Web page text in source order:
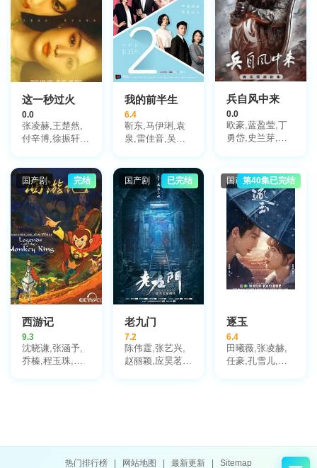
这一秒过火
0.0
张凌赫,王楚然,
付辛博,徐振轩,
莫愁,毛孩,鹿骐,
苇青,刘令姿,康
可人,陈东阳,黄
博远,斓曦,张弓,
金俊秀,陈欣予
我的前半生
6.4
靳东,马伊琍,袁
泉,雷佳音,吴越,
婷,张棪琰,孔维,
栾元晖,侯岩松,
魏之皓,王天泽,
郑罗茜,宋允皓,
徐才根,啜妮,任
洛敏,张兰,茹天,
闵天浩,是安,郭
彤彤,陈冠宁,杨
梅,孙语涵,徐晟,
关雪盈,毕涵文,
凌孜,陆玲,程宏,
李宏磊,黄婧,谭
凯,于明加,任东
霖,张衣,黄澜
兵自风中来
0.0
欧豪,蓝盈莹,丁
勇岱,史兰芽,刘
王春宇,关亚军,
杨舒,吴岳阳,张
进,陈方舟,陈启
杰,周德华,赵长
洲,赵荀,费鲤齐,
夏侯镔,徐洪浩,
傅程鹏,谢心
国产剧 完结
西游记
9.3
沈晓谦,张涵予,
乔榛,程玉珠,刘
玲,王静文,戴学
庐,曾丹,齐杰,刘
国产剧 已完结
老九门
7.2
陈伟霆,张艺兴,
赵丽颖,应昊茗,
国产剧第40集已完结
逐玉
6.4
田曦薇,张凌赫,
任豪,孔雪儿,邓
勇,苑冉,王九胜,
高卿尘,贾妮,金
热门排行榜 网站地图 最新更新 Sitemap